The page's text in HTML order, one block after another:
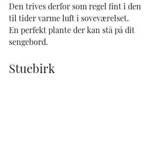
Den trives derfor som regel fint i den
til tider varme luft i soveværelset.
En perfekt plante der kan stå på dit
sengebord.
Stuebirk